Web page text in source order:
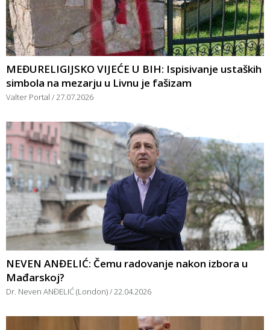
MEĐURELIGIJSKO VIJEĆE U BIH: Ispisivanje ustaških
simbola na mezarju u Livnu je fašizam
Valter Portal 27.07.2026
NEVEN ANĐELIĆ: Čemu radovanje nakon izbora u
Mađarskoj?
Dr. Neven ANĐELIĆ (London) 22.04.2026